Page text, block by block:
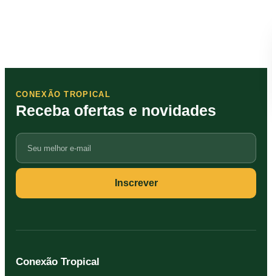
CONEXÃO TROPICAL
Receba ofertas e novidades
Seu
mail
Inscrever
Conexão Tropical